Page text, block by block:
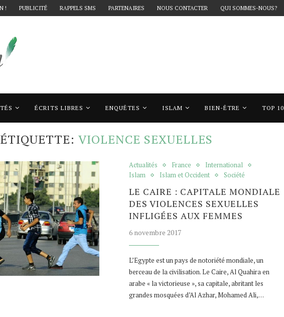
! PUBLICITÉ RAPPELS SMS PARTENAIRES NOUS CONTACTER QUI SOMMES-NOUS?
ÉCRITS LIBRES ENQUÊTES ISLAM BIEN-ÊTRE TOP 10
Articles taggés avec "violence sexuelles"
ÉTIQUETTE:VIOLENCE SEXUELLES
Actualités France
International
Islam
Islam et Occident Société
LE CAIRE : CAPITALE MONDIALE
DES VIOLENCES SEXUELLES
INFLIGÉES AUX FEMMES
6 novembre 2017
L’Egypte est un pays de notoriété mondiale, un
berceau de la civilisation. Le Caire, Al Quahira en
arabe « la victorieuse », sa capitale, abritant les
grandes mosquées d’Al Azhar, Mohamed Ali,…